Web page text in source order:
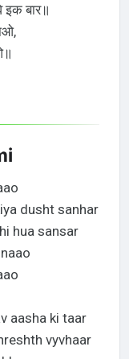
इक बार॥
dusht sanhar
hua sansar
aasha ki taar
vyvhaar